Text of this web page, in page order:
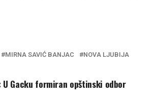
MIRNA SAVIĆ BANJAC NOVA LJUBIJA
U Gacku formiran opštinski odbor